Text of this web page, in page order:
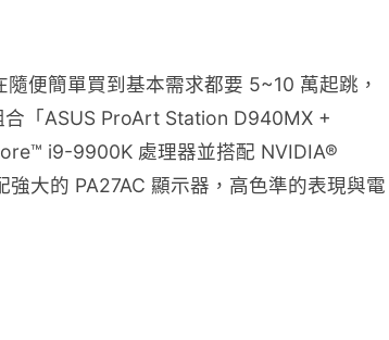
便簡單買到基本需求都要 5~10 萬起跳，
「ASUS ProArt Station D940MX +
i9-9900K 處理器並搭配 NVIDIA®
大的 PA27AC 顯示器，高色準的表現與電